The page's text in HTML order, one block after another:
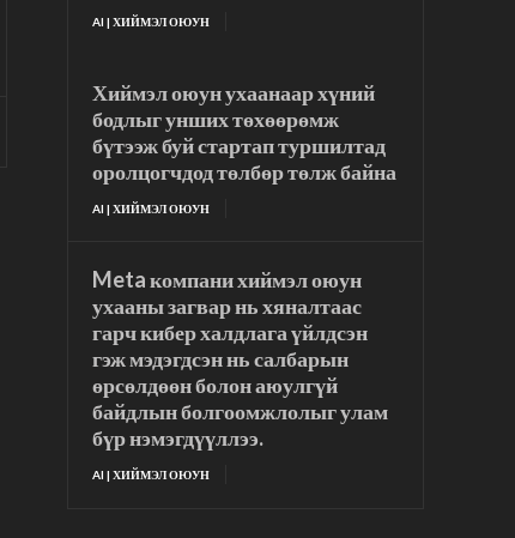
AI | ХИЙМЭЛ ОЮУН
Хиймэл оюун ухаанаар хүний
бодлыг унших төхөөрөмж
бүтээж буй стартап туршилтад
оролцогчдод төлбөр төлж байна
AI | ХИЙМЭЛ ОЮУН
Meta компани хиймэл оюун
ухааны загвар нь хяналтаас
гарч кибер халдлага үйлдсэн
гэж мэдэгдсэн нь салбарын
өрсөлдөөн болон аюулгүй
байдлын болгоомжлолыг улам
бүр нэмэгдүүллээ.
AI | ХИЙМЭЛ ОЮУН